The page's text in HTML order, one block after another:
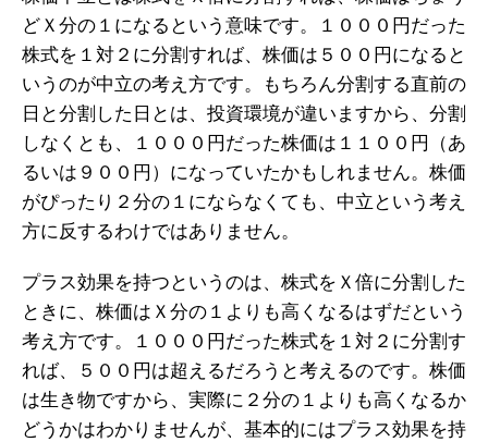
どＸ分の１になるという意味です。１０００円だった
株式を１対２に分割すれば、株価は５００円になると
いうのが中立の考え方です。もちろん分割する直前の
日と分割した日とは、投資環境が違いますから、分割
しなくとも、１０００円だった株価は１１００円（あ
るいは９００円）になっていたかもしれません。株価
がぴったり２分の１にならなくても、中立という考え
方に反するわけではありません。
プラス効果を持つというのは、株式をＸ倍に分割した
ときに、株価はＸ分の１よりも高くなるはずだという
考え方です。１０００円だった株式を１対２に分割す
れば、５００円は超えるだろうと考えるのです。株価
は生き物ですから、実際に２分の１よりも高くなるか
どうかはわかりませんが、基本的にはプラス効果を持